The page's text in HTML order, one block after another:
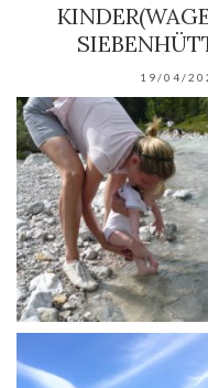
19/04/